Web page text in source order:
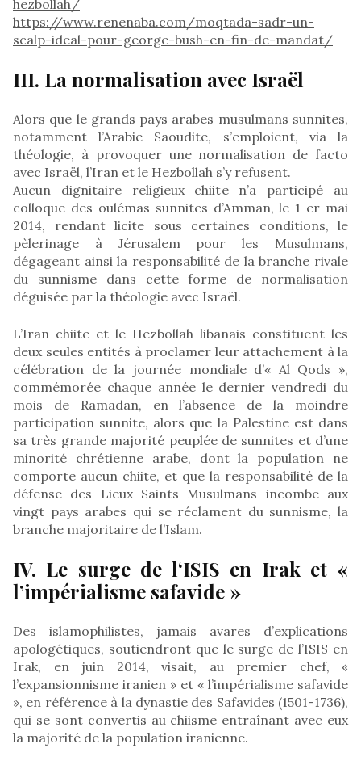
hezbollah/
https://www.renenaba.com/moqtada-sadr-un-
scalp-ideal-pour-george-bush-en-fin-de-mandat/
III. La normalisation avec Israël
Alors que le grands pays arabes musulmans sunnites,
notamment l’Arabie Saoudite, s’emploient, via la
théologie, à provoquer une normalisation de facto
avec Israël, l’Iran et le Hezbollah s’y refusent.
Aucun dignitaire religieux chiite n’a participé au
colloque des oulémas sunnites d’Amman, le 1 er mai
2014, rendant licite sous certaines conditions, le
pèlerinage à Jérusalem pour les Musulmans,
dégageant ainsi la responsabilité de la branche rivale
du sunnisme dans cette forme de normalisation
déguisée par la théologie avec Israël.
L’Iran chiite et le Hezbollah libanais constituent les
deux seules entités à proclamer leur attachement à la
célébration de la journée mondiale d’« Al Qods »,
commémorée chaque année le dernier vendredi du
mois de Ramadan, en l’absence de la moindre
participation sunnite, alors que la Palestine est dans
sa très grande majorité peuplée de sunnites et d’une
minorité chrétienne arabe, dont la population ne
comporte aucun chiite, et que la responsabilité de la
défense des Lieux Saints Musulmans incombe aux
vingt pays arabes qui se réclament du sunnisme, la
branche majoritaire de l’Islam.
IV. Le surge de l‘ISIS en Irak et «
l’impérialisme safavide »
Des islamophilistes, jamais avares d’explications
apologétiques, soutiendront que le surge de l’ISIS en
Irak, en juin 2014, visait, au premier chef, «
l’expansionnisme iranien » et « l’impérialisme safavide
», en référence à la dynastie des Safavides (1501-1736),
qui se sont convertis au chiisme entraînant avec eux
la majorité de la population iranienne.